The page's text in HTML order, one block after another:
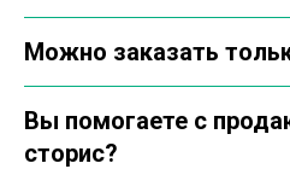
Можно заказать
Вы помогаете с
сторис?